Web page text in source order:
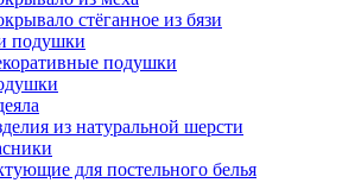
стёганное из бязи
подушки
подушки
из натуральной шерсти
для постельного белья